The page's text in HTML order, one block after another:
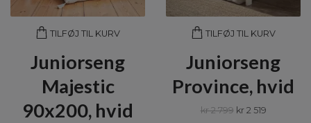
TILFØJ TIL KURV
Juniorseng
Majestic
90x200, hvid
TILFØJ TIL KURV
Juniorseng
Province, hvid
kr 2 799 kr 2 519